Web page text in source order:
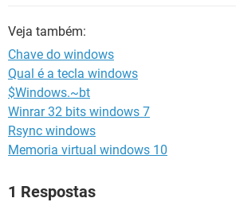
Veja também:
Chave do windows
Qual é a tecla windows
$Windows.~bt
Winrar 32 bits windows 7
Rsync windows
Memoria virtual windows 10
1 Respostas